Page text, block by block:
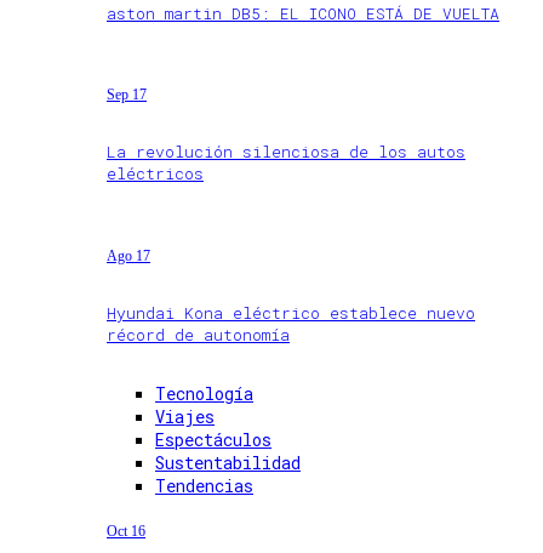
aston martin DB5: EL ICONO ESTÁ DE VUELTA
Sep 17
La revolución silenciosa de los autos
eléctricos
Ago 17
Hyundai Kona eléctrico establece nuevo
récord de autonomía
Tecnología
Viajes
Espectáculos
Sustentabilidad
Tendencias
Oct 16